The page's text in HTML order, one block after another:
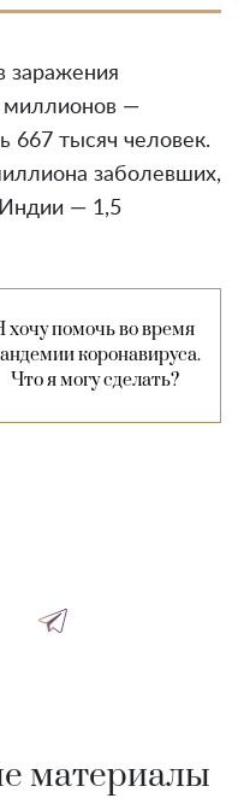
заражения
миллионов —
667 тысяч человек.
заболевших,
— 1,5
хочу помочь во время
коронавируса.
Что я могу сделать?
материалы